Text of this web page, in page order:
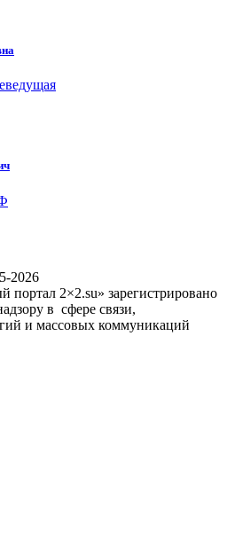
2026
портал 2×2.su» зарегистрировано
в сфере связи,
и массовых коммуникаций